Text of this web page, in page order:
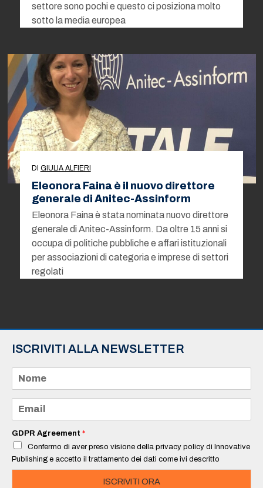
settore sono pochi e questo ci posiziona molto
sotto la media europea
DI GIULIA ALFIERI
Eleonora Faina è il nuovo direttore
generale di Anitec-Assinform
Eleonora Faina è stata nominata nuovo direttore
generale di Anitec-Assinform. Da oltre 15 anni si
occupa di politiche pubbliche e affari istituzionali
per associazioni di categoria e imprese di settori
regolati
ISCRIVITI ALLA NEWSLETTER
m
e
a
i
*
GDPR Agreement *
Confermo di aver preso visione della privacy policy di Innovative
Publishing e accetto il trattamento dei dati come ivi descritto
ISCRIVITI ORA